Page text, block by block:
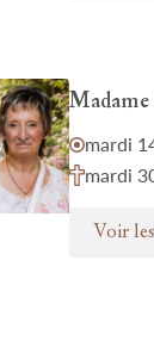
mardi
mardi
Voir